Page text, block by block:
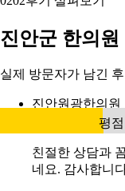
진안군 한의원
실제 방문자가 남긴
진안원광한의원
평
친절한 상담과
네요. 감사합니